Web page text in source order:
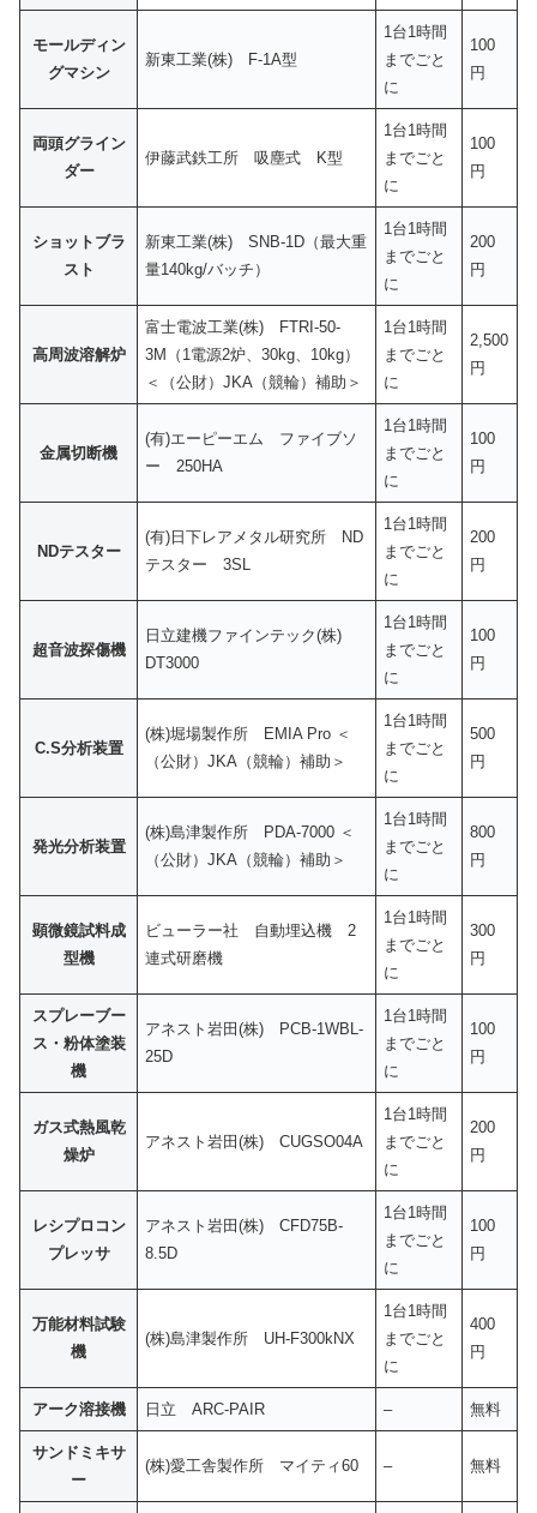
モールディン
グマシン
新東工業(株) F-1A型
1台1時間
までごと
に
100
円
両頭グライン
ダー
伊藤武鉄工所 吸塵式 K型
1台1時間
までごと
に
100
円
ショットブラ
スト
新東工業(株) SNB-1D（最大重
量140kg/バッチ）
1台1時間
までごと
に
200
円
高周波溶解炉
富士電波工業(株) FTRI-50-
3M（1電源2炉、30kg、10kg）
＜（公財）JKA（競輪）補助＞
1台1時間
までごと
に
2,500
円
金属切断機
(有)エーピーエム ファイブソ
ー 250HA
1台1時間
までごと
に
100
円
NDテスター
(有)日下レアメタル研究所 ND
テスター 3SL
1台1時間
までごと
に
200
円
超音波探傷機
日立建機ファインテック(株)
DT3000
1台1時間
までごと
に
100
円
C.S分析装置
(株)堀場製作所 EMIA Pro ＜
（公財）JKA（競輪）補助＞
1台1時間
までごと
に
500
円
発光分析装置
(株)島津製作所 PDA-7000 ＜
（公財）JKA（競輪）補助＞
1台1時間
までごと
に
800
円
顕微鏡試料成
型機
ビューラー社 自動埋込機 2
連式研磨機
1台1時間
までごと
に
300
円
スプレーブー
ス・粉体塗装
機
アネスト岩田(株) PCB-1WBL-
25D
1台1時間
までごと
に
100
円
ガス式熱風乾
燥炉
アネスト岩田(株) CUGSO04A
1台1時間
までごと
に
200
円
レシプロコン
プレッサ
アネスト岩田(株) CFD75B-
8.5D
1台1時間
までごと
に
100
円
万能材料試験
機
(株)島津製作所 UH-F300kNX
1台1時間
までごと
に
400
円
アーク溶接機 日立 ARC-PAIR – 無料
サンドミキサ
ー
(株)愛工舎製作所 マイティ60 – 無料